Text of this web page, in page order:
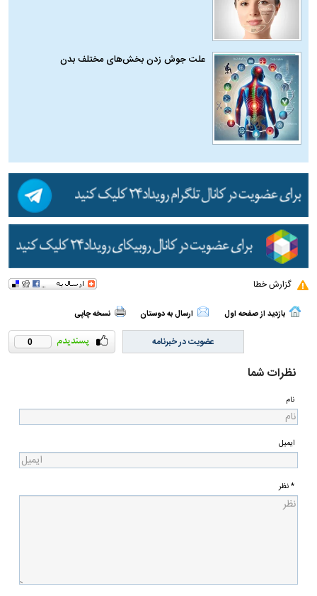
علت جوش زدن بخش‌های مختلف بدن
گزارش خطا
بازدید از صفحه اول ارسال به دوستان نسخه چاپی
0 عضویت در خبرنامه
نظرات شما
نام
ایمیل
* نظر